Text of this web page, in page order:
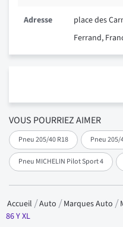
VOUS POURRIEZ AIMER
Pneu 205/40 R18 Pneu 205/
Pneu MICHELIN Pilot Sport 4
Adresse
place des
Ferrand,
Accueil Auto Marques Auto
86 Y XL